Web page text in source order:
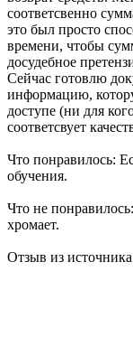
соответсвенно
это был просто
времени, чтобы
досудебное
Сейчас готовлю
информацию,
доступе (ни для
соответсвует
Что понравилось:
обучения.
Что не
хромает.
Отзыв из